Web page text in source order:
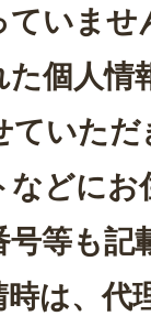
ていませ
た個人
ていただ
などに
号等も記
時は、